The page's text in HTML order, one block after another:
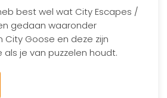
best wel wat City Escapes /
gedaan waaronder
City Goose en deze zijn
je van puzzelen houdt.